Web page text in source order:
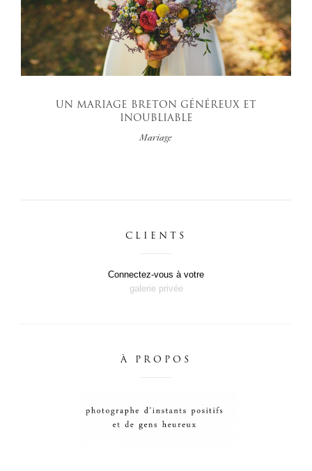
UN MARIAGE BRETON GÉNÉREUX ET
INOUBLIABLE
Mariage
CLIENTS
Connectez-vous à votre
galerie privée
À PROPOS